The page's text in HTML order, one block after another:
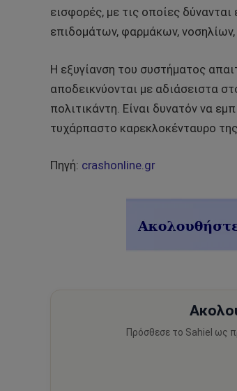
εισφορές, με τις οποίες
επιδομάτων, φαρμάκων,
Η εξυγίανση του συστήματος
αποδεικνύονται με αδιάσειστα
πολιτικάντη. Είναι δυνατόν να
τυχάρπαστο καρεκλοκένταυρο
Πηγή: crashonline.gr
Πρόσθεσε το Sahiel ως